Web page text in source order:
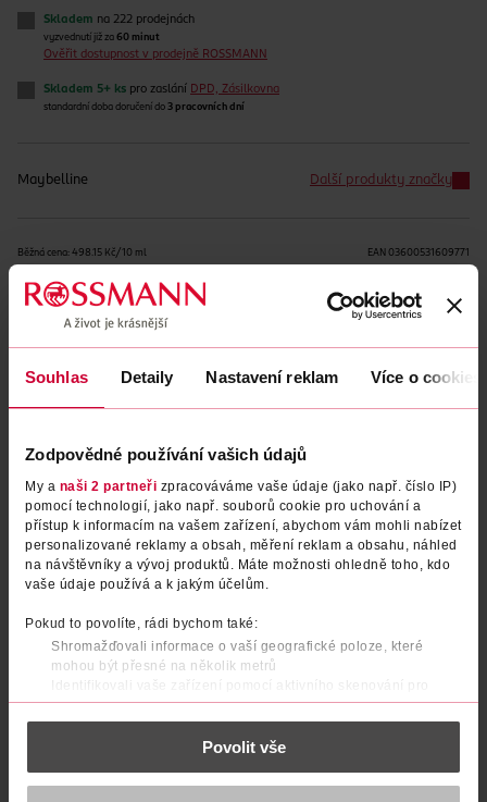
Souhlas Detaily Nastavení reklam Více o cookies
Zodpovědné používání vašich údajů
My a naši 2 partneři zpracováváme vaše údaje (jako např. číslo IP)
pomocí technologií, jako např. souborů cookie pro uchování a
přístup k informacím na vašem zařízení, abychom vám mohli nabízet
personalizované reklamy a obsah, měření reklam a obsahu, náhled
na návštěvníky a vývoj produktů. Máte možnosti ohledně toho, kdo
vaše údaje používá a k jakým účelům.
Pokud to povolíte, rádi bychom také:
Shromažďovali informace o vaší geografické poloze, které
mohou být přesné na několik metrů
Identifikovali vaše zařízení pomocí aktivního skenování pro
konkrétní charakteristiky (otisk prstu)
Zjistěte více o tom, jak zpracováváme vaše osobní údaje, a nastavte
části s podrobnostmi . Svůj souhlas můžete kdykoliv
Povolit vše
Skladem na 222 prodejnách
vyzvednutí již za 60 minut
Ověřit dostupnost v prodejně ROSSMANN
Skladem 5+ ks pro zaslání DPD, Zásilkovna
standardní doba doručení do 3 pracovních dní
Maybelline Další produkty značky
Běžná cena: 498.15 Kč/10 ml
EAN 03600531609771
Podobné produkty
Lesk na rty Lifter Gloss 02 Ice
Maybelline 5.4 ml
269 Kč
Gummy Bear
Maybelline
269 Kč